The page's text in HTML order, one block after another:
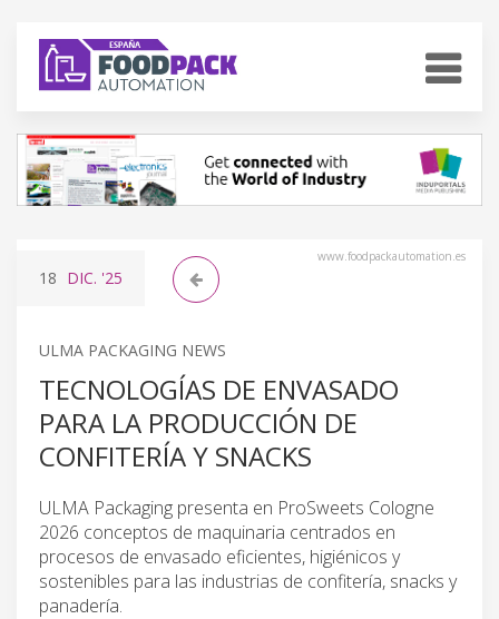
www.foodpackautomation.es
18 DIC. '25
ULMA PACKAGING NEWS
TECNOLOGÍAS DE ENVASADO
PARA LA PRODUCCIÓN DE
CONFITERÍA Y SNACKS
ULMA Packaging presenta en ProSweets Cologne
2026 conceptos de maquinaria centrados en
procesos de envasado eficientes, higiénicos y
sostenibles para las industrias de confitería, snacks y
panadería.